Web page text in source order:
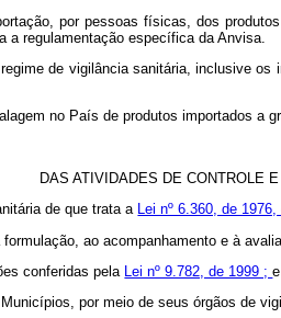
por pessoas físicas, dos
a regulamentação específica da Anvisa.
de vigilância sanitária, inclusive
no País de produtos importados
DAS ATIVIDADES DE CONTROLE
de que trata a Lei nº 6.360, de 1976,
ao acompanhamento e à
conferidas pela Lei nº 9.782, de 1999 ;e
por meio de seus órgãos de